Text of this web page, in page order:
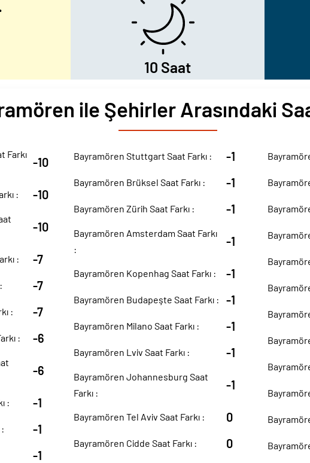
10 Saat
ile Şehirler Arasındaki
Farkı
-10
: -10
-10
: -7
-7
: -7
: -6
-6
: -1
-1
-1
Bayramören Stuttgart Saat Farkı : -1
Bayramören Brüksel Saat Farkı : -1
Bayramören Zürih Saat Farkı : -1
Bayramören Amsterdam Saat Farkı
:
-1
Bayramören Kopenhag Saat Farkı : -1
Bayramören Budapeşte Saat Farkı : -1
Bayramören Milano Saat Farkı : -1
Bayramören Lviv Saat Farkı : -1
Bayramören Johannesburg Saat
Farkı :
-1
Bayramören Tel Aviv Saat Farkı : 0
Bayramören Cidde Saat Farkı : 0